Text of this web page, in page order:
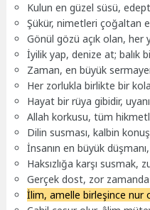
Kulun en güzel süsü,
Şükür, nimetleri çoğaltan
Gönül gözü açık olan, her
İyilik yap, denize at; balık
Zaman, en büyük
Her zorlukla birlikte bir
Hayat bir rüya gibidir,
Allah korkusu, tüm
Dilin susması, kalbin
İnsanın en büyük
Haksızlığa karşı susmak,
Gerçek dost, zor
İlim, amelle birleşince nur